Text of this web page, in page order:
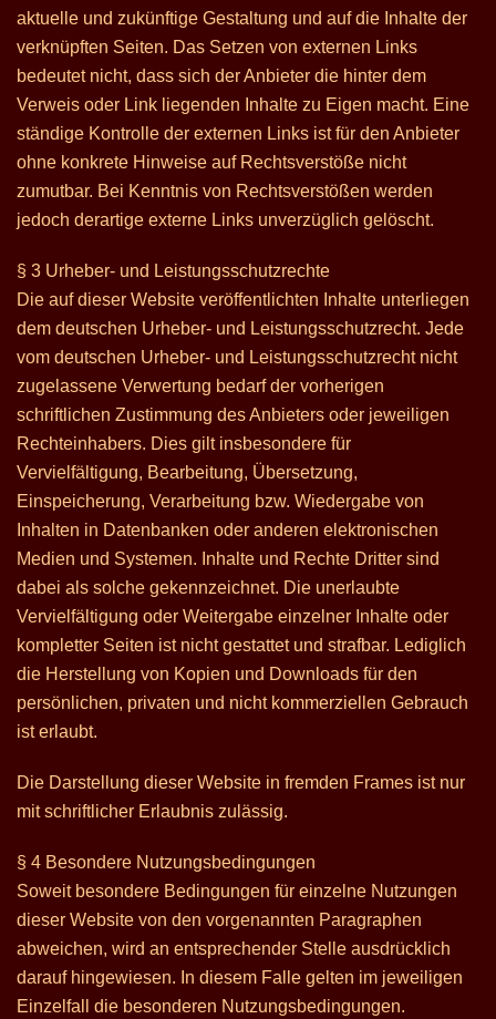
aktuelle und zukünftige Gestaltung und auf die Inhalte der
verknüpften Seiten. Das Setzen von externen Links
bedeutet nicht, dass sich der Anbieter die hinter dem
Verweis oder Link liegenden Inhalte zu Eigen macht. Eine
ständige Kontrolle der externen Links ist für den Anbieter
ohne konkrete Hinweise auf Rechtsverstöße nicht
zumutbar. Bei Kenntnis von Rechtsverstößen werden
jedoch derartige externe Links unverzüglich gelöscht.
§ 3 Urheber- und Leistungsschutzrechte
Die auf dieser Website veröffentlichten Inhalte unterliegen
dem deutschen Urheber- und Leistungsschutzrecht. Jede
vom deutschen Urheber- und Leistungsschutzrecht nicht
zugelassene Verwertung bedarf der vorherigen
schriftlichen Zustimmung des Anbieters oder jeweiligen
Rechteinhabers. Dies gilt insbesondere für
Vervielfältigung, Bearbeitung, Übersetzung,
Einspeicherung, Verarbeitung bzw. Wiedergabe von
Inhalten in Datenbanken oder anderen elektronischen
Medien und Systemen. Inhalte und Rechte Dritter sind
dabei als solche gekennzeichnet. Die unerlaubte
Vervielfältigung oder Weitergabe einzelner Inhalte oder
kompletter Seiten ist nicht gestattet und strafbar. Lediglich
die Herstellung von Kopien und Downloads für den
persönlichen, privaten und nicht kommerziellen Gebrauch
ist erlaubt.
Die Darstellung dieser Website in fremden Frames ist nur
mit schriftlicher Erlaubnis zulässig.
§ 4 Besondere Nutzungsbedingungen
Soweit besondere Bedingungen für einzelne Nutzungen
dieser Website von den vorgenannten Paragraphen
abweichen, wird an entsprechender Stelle ausdrücklich
darauf hingewiesen. In diesem Falle gelten im jeweiligen
Einzelfall die besonderen Nutzungsbedingungen.